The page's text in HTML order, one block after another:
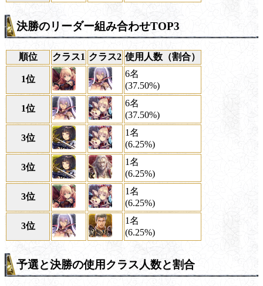
決勝のリーダー組み合わせTOP3
順位 クラス1 クラス2 使用人数（割合）
1位
6名
(37.50%)
1位
6名
(37.50%)
3位
1名
(6.25%)
3位
1名
(6.25%)
3位
1名
(6.25%)
3位
1名
(6.25%)
予選と決勝の使用クラス人数と割合